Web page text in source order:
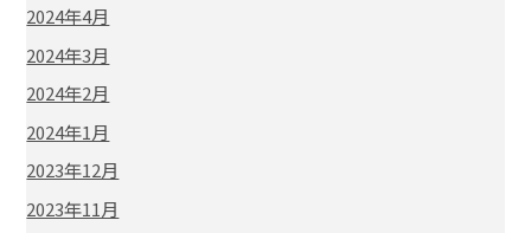
2024年4月
2024年3月
2024年2月
2024年1月
2023年12月
2023年11月